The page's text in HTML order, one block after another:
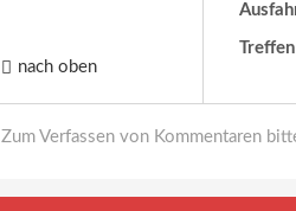
Treffen
nach oben
Zum Verfassen von Kommentaren